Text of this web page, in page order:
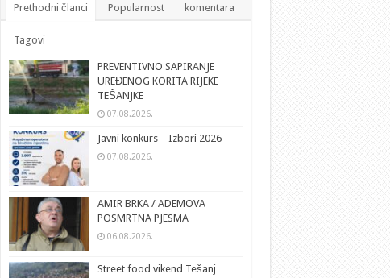
Prethodni članci Popularnost komentara
Tagovi
PREVENTIVNO SAPIRANJE
UREĐENOG KORITA RIJEKE
TEŠANJKE
07.08.2026.
Javni konkurs – Izbori 2026
07.08.2026.
AMIR BRKA / ADEMOVA
POSMRTNA PJESMA
06.08.2026.
Street food vikend Tešanj